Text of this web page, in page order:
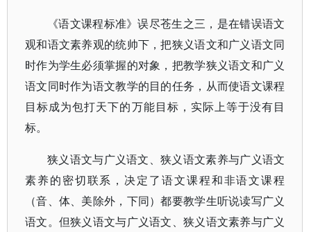
《语文课程标准》误尽苍生之三，是在错误语文
观和语文素养观的统帅下，把狭义语文和广义语文同
时作为学生必须掌握的对象，把教学狭义语文和广义
语文同时作为语文教学的目的任务，从而使语文课程
目标成为包打天下的万能目标，实际上等于没有目
标。
狭义语文与广义语文、狭义语文素养与广义语文
素养的密切联系，决定了语文课程和非语文课程
（音、体、美除外，下同）都要教学生听说读写广义
语文。但狭义语文与广义语文、狭义语文素养与广义